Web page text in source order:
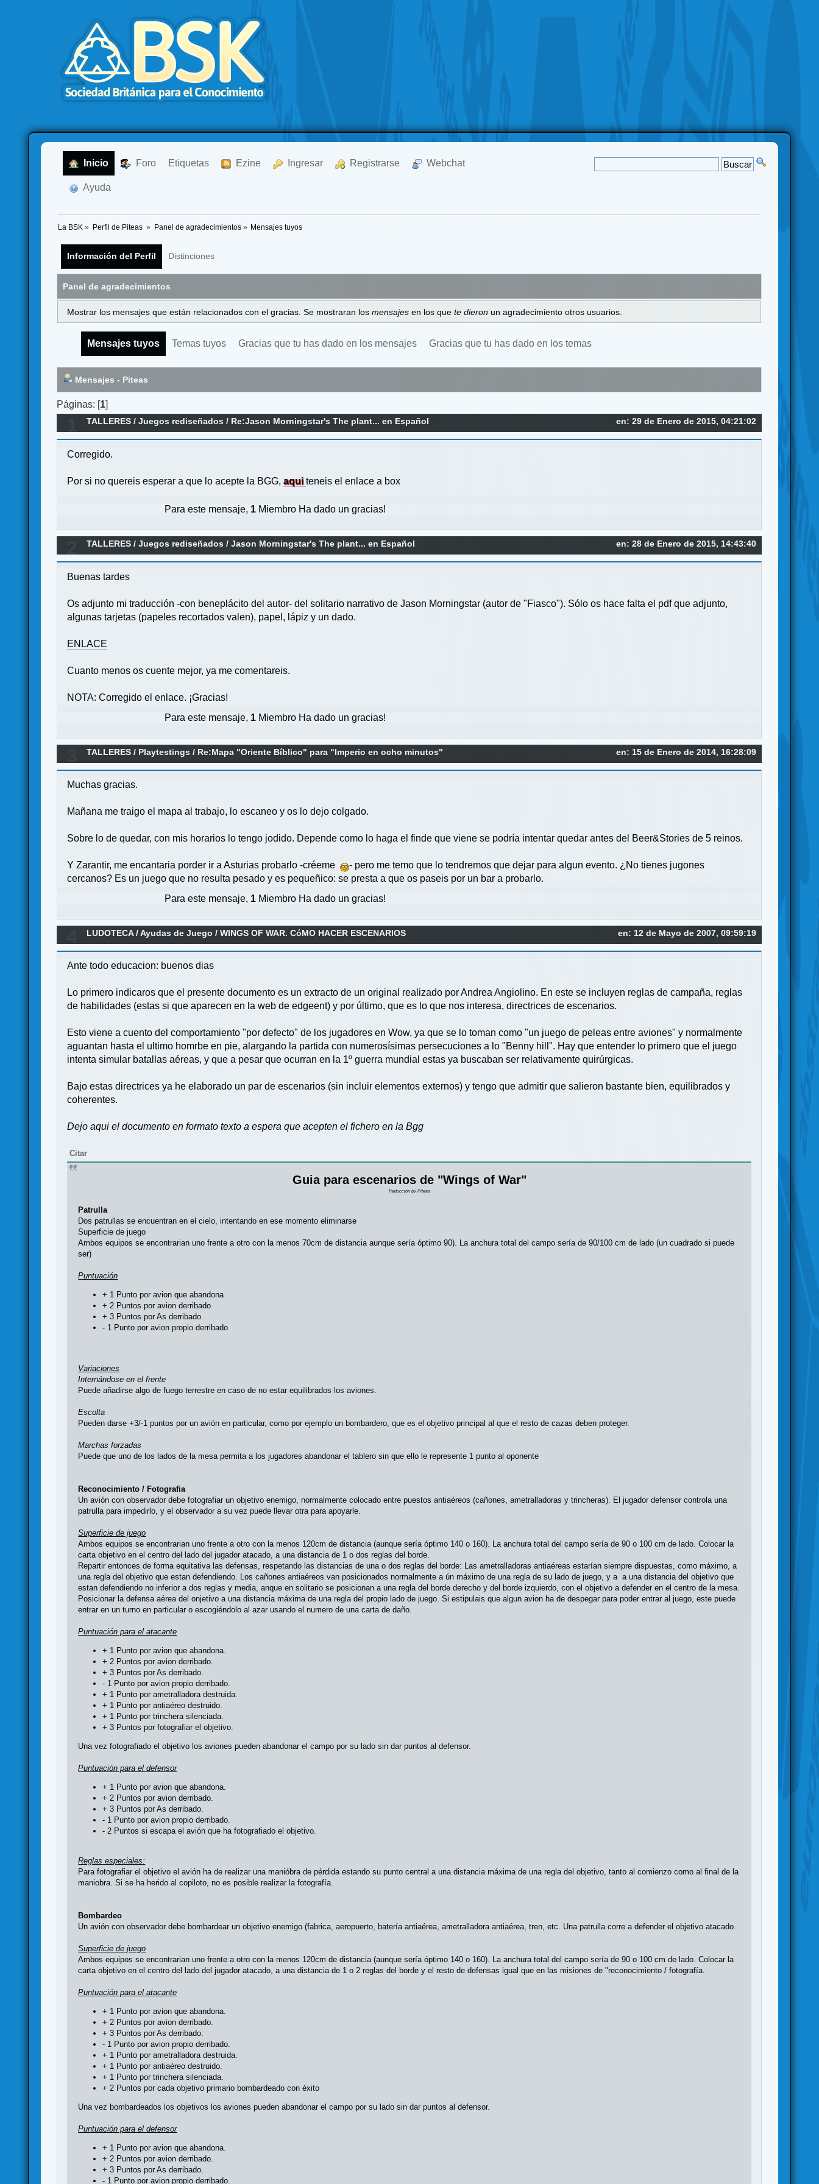
Inicio Foro Etiquetas Ezine Ingresar Registrarse Webchat
Ayuda
La BSK » Perfil de Piteas » Panel de agradecimientos» Mensajes tuyos
Información del Perfil Distinciones
Panel de agradecimientos
Mostrar los mensajes que están relacionados con el gracias. Se mostraran los mensajes en los que te dieron un agradecimiento otros usuarios.
Mensajes tuyos Temas tuyos Gracias que tu has dado en los mensajes Gracias que tu has dado en los temas
Mensajes - Piteas
Páginas: [1]
en: 29 de Enero de 2015, 04:21:02
TALLERES /Juegos rediseñados / Re:Jason Morningstar's The plant... en Español
Corregido.
Por si no quereis esperar a que lo acepte la BGG,aquiteneis el enlace a box
Para este mensaje, 1 Miembro Ha dado un gracias!
en: 28 de Enero de 2015, 14:43:40
TALLERES /Juegos rediseñados /Jason Morningstar's The plant... en Español
Buenas tardes
Os adjunto mi traducción -con beneplácito del autor- del solitario narrativo de Jason Morningstar (autor de "Fiasco"). Sólo os hace falta el pdf que adjunto,
algunas tarjetas (papeles recortados valen), papel, lápiz y un dado.
ENLACE
Cuanto menos os cuente mejor, ya me comentareis.
NOTA: Corregido el enlace. ¡Gracias!
Para este mensaje, 1 Miembro Ha dado un gracias!
en: 15 de Enero de 2014, 16:28:09
TALLERES / Playtestings / Re:Mapa "Oriente Bíblico" para "Imperio en ocho minutos"
Muchas gracias.
Mañana me traigo el mapa al trabajo, lo escaneo y os lo dejo colgado.
Sobre lo de quedar, con mis horarios lo tengo jodido. Depende como lo haga el finde que viene se podría intentar quedar antes del Beer&Stories de 5 reinos.
Y Zarantir, me encantaria porder ir a Asturias probarlo -créeme
- pero me temo que lo tendremos que dejar para algun evento. ¿No tienes jugones
cercanos? Es un juego que no resulta pesado y es pequeñico: se presta a que os paseis por un bar a probarlo.
Para este mensaje, 1 Miembro Ha dado un gracias!
en: 12 de Mayo de 2007, 09:59:19
LUDOTECA/Ayudas de Juego /WINGS OF WAR. CóMO HACER ESCENARIOS
Ante todo educacion: buenos dias
Lo primero indicaros que el presente documento es un extracto de un original realizado por Andrea Angiolino. En este se incluyen reglas de campaña, reglas
de habilidades (estas si que aparecen en la web de edgeent) y por último, que es lo que nos interesa, directrices de escenarios.
Esto viene a cuento del comportamiento "por defecto" de los jugadores en Wow, ya que se lo toman como "un juego de peleas entre aviones" y normalmente
aguantan hasta el ultimo homrbe en pie, alargando la partida con numerosísimas persecuciones a lo "Benny hill". Hay que entender lo primero que el juego
intenta simular batallas aéreas, y que a pesar que ocurran en la 1º guerra mundial estas ya buscaban ser relativamente quirúrgicas.
Bajo estas directrices ya he elaborado un par de escenarios (sin incluir elementos externos) y tengo que admitir que salieron bastante bien, equilibrados y
coherentes.
Dejo aqui el documento en formato texto a espera que acepten el fichero en la Bgg
Citar
Guia para escenarios de "Wings of War"
Traducción by Piteas
Patrulla
Dos patrullas se encuentran en el cielo, intentando en ese momento eliminarse
Superficie de juego
Ambos equipos se encontrarian uno frente a otro con la menos 70cm de distancia aunque sería óptimo 90). La anchura total del campo sería de 90/100 cm de lado (un cuadrado si puede
ser)
Puntuación
+ 1 Punto por avion que abandona
+ 2 Puntos por avion derribado
+ 3 Puntos por As derribado
- 1 Punto por avion propio derribado
Variaciones
Internándose en el frente
Puede añadirse algo de fuego terrestre en caso de no estar equilibrados los aviones.
Escolta
Pueden darse +3/-1 puntos por un avión en particular, como por ejemplo un bombardero, que es el objetivo principal al que el resto de cazas deben proteger.
Marchas forzadas
Puede que uno de los lados de la mesa permita a los jugadores abandonar el tablero sin que ello le represente 1 punto al oponente
Reconocimiento / Fotografia
Un avión con observador debe fotografiar un objetivo enemigo, normalmente colocado entre puestos antiaéreos (cañones, ametralladoras y trincheras). El jugador defensor controla una
patrulla para impedirlo, y el observador a su vez puede llevar otra para apoyarle.
Superficie de juego
Ambos equipos se encontrarian uno frente a otro con la menos 120cm de distancia (aunque sería óptimo 140 o 160). La anchura total del campo sería de 90 o 100 cm de lado. Colocar la
carta objetivo en el centro del lado del jugador atacado, a una distancia de 1 o dos reglas del borde.
Repartir entonces de forma equitativa las defensas, respetando las distancias de una o dos reglas del borde: Las ametralladoras antiaéreas estarían siempre dispuestas, como máximo, a
una regla del objetivo que estan defendiendo. Los cañones antiaéreos van posicionados normalmente a ún máximo de una regla de su lado de juego, y a a una distancia del objetivo que
estan defendiendo no inferior a dos reglas y media, anque en solitario se posicionan a una regla del borde derecho y del borde izquierdo, con el objetivo a defender en el centro de la mesa.
Posicionar la defensa aérea del onjetivo a una distancia máxima de una regla del propio lado de juego. Si estipulais que algun avion ha de despegar para poder entrar al juego, este puede
entrar en un turno en particular o escogiéndolo al azar usando el numero de una carta de daño.
Puntuación para el atacante
+ 1 Punto por avion que abandona.
+ 2 Puntos por avion derribado.
+ 3 Puntos por As derribado.
- 1 Punto por avion propio derribado.
+ 1 Punto por ametralladora destruida.
+ 1 Punto por antiaéreo destruido.
+ 1 Punto por trinchera silenciada.
+ 3 Puntos por fotografiar el objetivo.
Una vez fotografiado el objetivo los aviones pueden abandonar el campo por su lado sin dar puntos al defensor.
Puntuación para el defensor
+ 1 Punto por avion que abandona.
+ 2 Puntos por avion derribado.
+ 3 Puntos por As derribado.
- 1 Punto por avion propio derribado.
- 2 Puntos si escapa el avión que ha fotografiado el objetivo.
Reglas especiales:
Para fotografiar el objetivo el avión ha de realizar una manióbra de pérdida estando su punto central a una distancia máxima de una regla del objetivo, tanto al comienzo como al final de la
maniobra. Si se ha herido al copiloto, no es posible realizar la fotografía.
Bombardeo
Un avión con observador debe bombardear un objetivo enemigo (fabrica, aeropuerto, batería antiaérea, ametralladora antiaérea, tren, etc. Una patrulla corre a defender el objetivo atacado.
Superficie de juego
Ambos equipos se encontrarian uno frente a otro con la menos 120cm de distancia (aunque sería óptimo 140 o 160). La anchura total del campo sería de 90 o 100 cm de lado. Colocar la
carta objetivo en el centro del lado del jugador atacado, a una distancia de 1 o 2 reglas del borde y el resto de defensas igual que en las misiones de "reconocimiento / fotografía.
Puntuación para el atacante
+ 1 Punto por avion que abandona.
+ 2 Puntos por avion derribado.
+ 3 Puntos por As derribado.
- 1 Punto por avion propio derribado.
+ 1 Punto por ametralladora destruida.
+ 1 Punto por antiaéreo destruido.
+ 1 Punto por trinchera silenciada.
+ 2 Puntos por cada objetivo primario bombardeado con éxito
Una vez bombardeados los objetivos los aviones pueden abandonar el campo por su lado sin dar puntos al defensor.
Puntuación para el defensor
+ 1 Punto por avion que abandona.
+ 2 Puntos por avion derribado.
+ 3 Puntos por As derribado.
- 1 Punto por avion propio derribado.